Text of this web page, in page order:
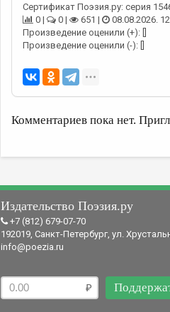
Сертификат Поэзия.ру: серия
0 |
0 | 651 |
08.08.2026.
Произведение оценили (+): []
Произведение оценили (-): []
Комментариев пока нет.
Издательство Поэзия.ру
+7 (812) 679-07-70
192019, Санкт-Петербург, ул.
info@poezia.ru